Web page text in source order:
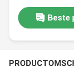
Beste